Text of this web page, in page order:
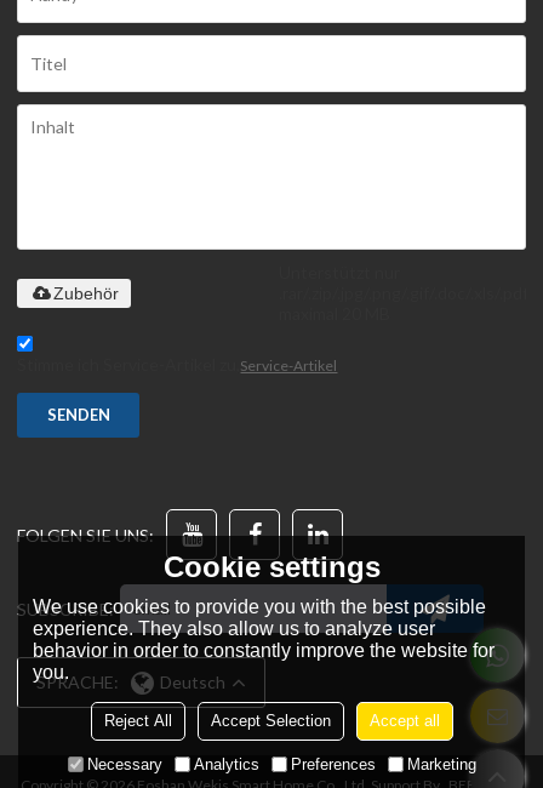
Zubehör
Service-Artikel
SENDEN
FOLGEN SIE UNS:
SUBSCRIBE:
SPRACHE: Deutsch
Cookie settings
We use cookies to provide you with the best possible
experience. They also allow us to analyze user
behavior in order to constantly improve the website for
you.
Reject All Accept Selection Accept all
Necessary Analytics Preferences Marketing